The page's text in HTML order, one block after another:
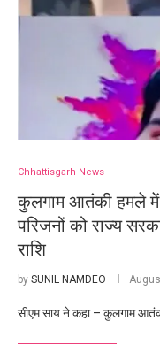
Chhattisgarh News
कुलगाम आतंकी हमले में
परिजनों को राज्य
राशि
by SUNIL NAMDEO
सीएम साय ने कहा – कुलगाम